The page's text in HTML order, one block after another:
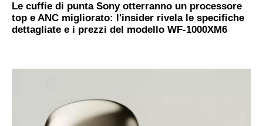
Le cuffie di punta Sony otterranno un processore
top e ANC migliorato: l'insider rivela le specifiche
dettagliate e i prezzi del modello WF‑1000XM6